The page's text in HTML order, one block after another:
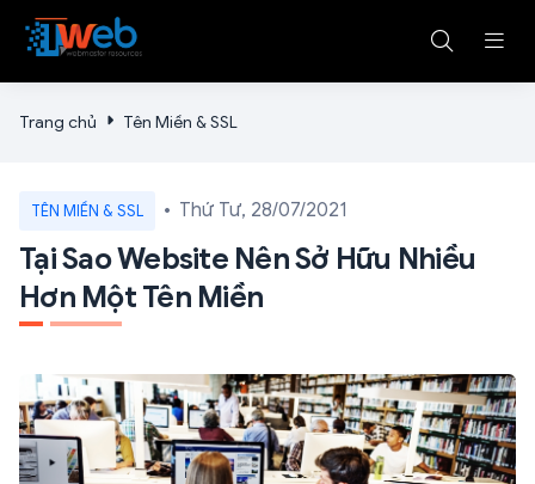
Trang chủ Tên Miền & SSL
TÊN MIỀN & SSL Thứ Tư, 28/07/2021
Tại Sao Website Nên Sở Hữu Nhiều
Hơn Một Tên Miền